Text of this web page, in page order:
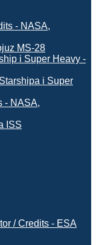
MS-28
i Super
ISS